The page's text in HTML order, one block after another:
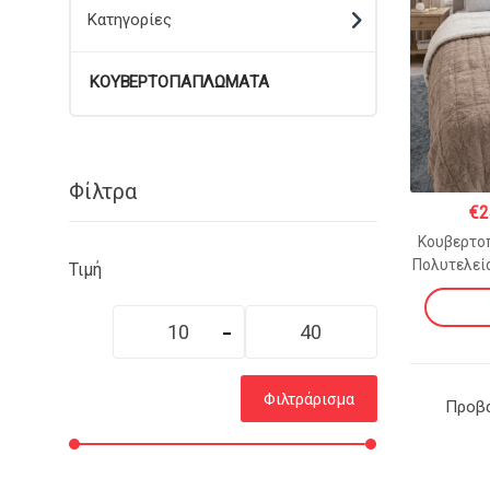
€
Κατηγορίες
ΚΟΥΒΕΡΤΟΠΑΠΛΩΜΑΤΑ
Φίλτρα
Τιμή
Ελάχιστη
Μέγιστη
Φιλτράρισμα